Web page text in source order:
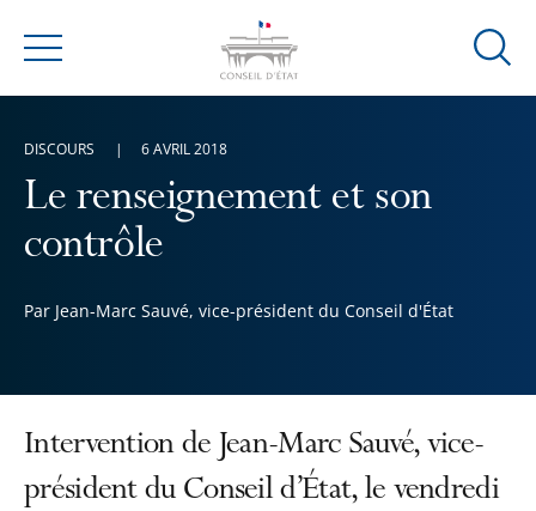
Menu
Ouvrir
Le renseignement et son
contrôle
Par Jean-Marc Sauvé, vice-président du Conseil d'État
DISCOURS 6 AVRIL 2018
Intervention de Jean-Marc Sauvé, vice-
président du Conseil d’État, le vendredi